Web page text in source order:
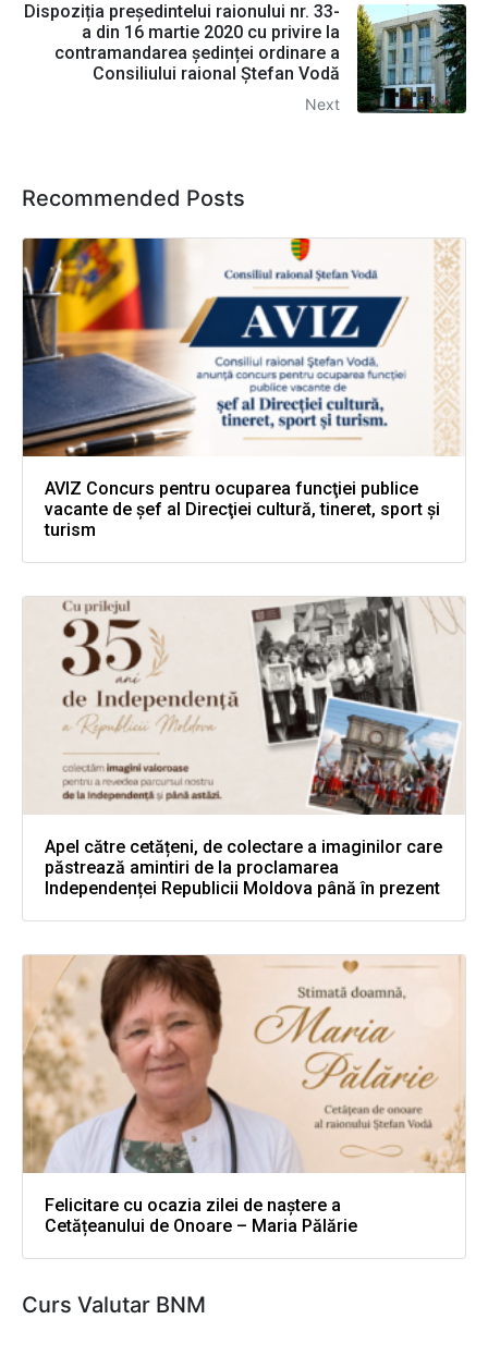
Dispoziția președintelui raionului nr. 33-
a din 16 martie 2020 cu privire la
contramandarea ședinței ordinare a
Consiliului raional Ștefan Vodă
Next
Recommended Posts
AVIZ Concurs pentru ocuparea funcţiei publice
vacante de şef al Direcţiei cultură, tineret, sport şi
turism
Apel către cetățeni, de colectare a imaginilor care
păstrează amintiri de la proclamarea
Independenței Republicii Moldova până în prezent
Felicitare cu ocazia zilei de naștere a
Cetățeanului de Onoare – Maria Pălărie
Curs Valutar BNM